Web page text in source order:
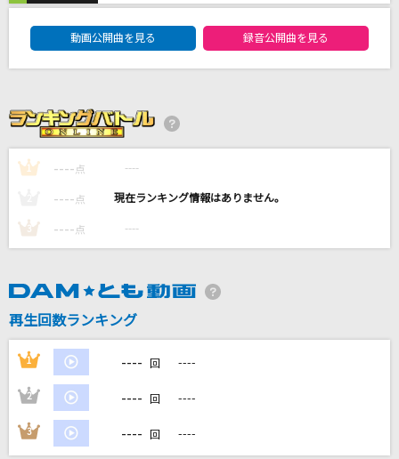
[生音]ツバサ
アンダーグラフ
少年ブレイヴ
じん(自然の敵P) feat.IA
[生音]Wherever you are
ONE OK ROCK
嵐の金曜日
炎の転校生
関俊彦
DAMの新曲・ランキングなど
動画公開曲を見る 録音公開曲を見る
1 ---- 点 ----
---- 点 ----
3 ---- 点 ----
再生回数ランキング
1 ---- 回 ----
2 ---- 回 ----
3 ---- 回 ----